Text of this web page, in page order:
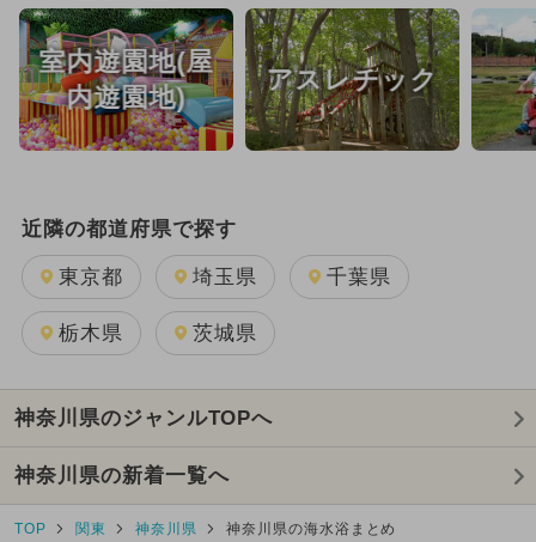
キャラクター 花火
厳選お出かけまとめ
室内遊園地(屋
内遊園地)
アスレチック
近隣の都道府県で探す
東京都 埼玉県 千葉県
栃木県 茨城県
神奈川県のジャンルTOPへ
神奈川県の新着一覧へ
TOP 関東 神奈川県 神奈川県の海水浴まとめ